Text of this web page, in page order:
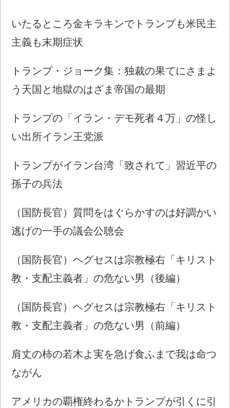
いたるところ金キラキンでトランプも米民主
主義も末期症状
トランプ・ジョーク集：独裁の果てにさまよ
う天国と地獄のはざま帝国の最期
トランプの「イラン・デモ死者４万」の怪し
い出所イラン王党派
トランプがイラン台湾「致されて」習近平の
孫子の兵法
（国防長官）質問をはぐらかすのは好調かい
逃げの一手の議会公聴会
（国防長官）ヘグセスは宗教極右「キリスト
教・支配主義者」の危ない男（後編）
（国防長官）ヘグセスは宗教極右「キリスト
教・支配主義者」の危ない男（前編）
肩丈の柿の若木よ実を急げ食ふまで我は命つ
ながん
アメリカの覇権終わるかトランプが引くに引